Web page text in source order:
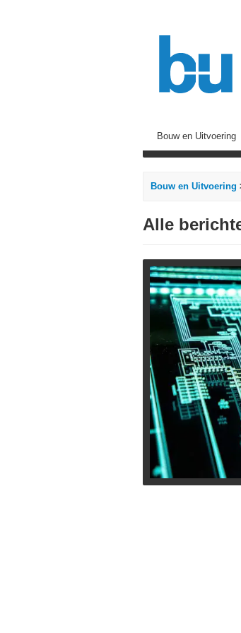
Bouw en Uitvoering
Bouw en Uitvoering
Alle